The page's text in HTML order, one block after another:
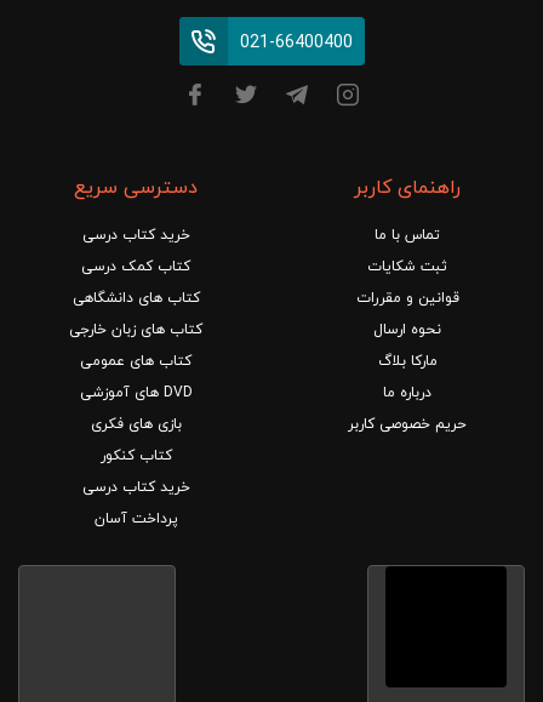
021-66400400
راهنمای کاربر
تماس با ما
ثبت شکایات
قوانین و مقررات
نحوه ارسال
مارکا بلاگ
درباره ما
حریم خصوصی کاربر
دسترسی سریع
خرید کتاب درسی
کتاب کمک درسی
کتاب های دانشگاهی
کتاب های زبان خارجی
کتاب های عمومی
DVD های آموزشی
بازی های فکری
کتاب کنکور
خرید کتاب درسی
پرداخت آسان